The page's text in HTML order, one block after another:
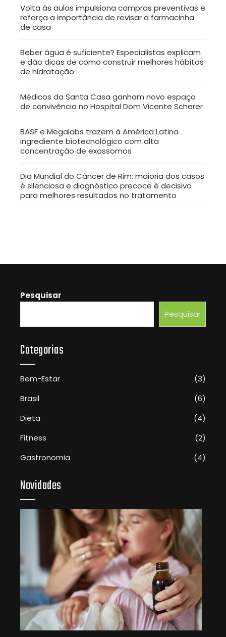
Volta às aulas impulsiona compras preventivas e
reforça a importância de revisar a farmacinha
de casa
Beber água é suficiente? Especialistas explicam
e dão dicas de como construir melhores hábitos
de hidratação
Médicos da Santa Casa ganham novo espaço
de convivência no Hospital Dom Vicente Scherer
BASF e Megalabs trazem à América Latina
ingrediente biotecnológico com alta
concentração de exossomos
Dia Mundial do Câncer de Rim: maioria dos casos
é silenciosa e diagnóstico precoce é decisivo
para melhores resultados no tratamento
Pesquisar
Pesquisar
Categorias
Bem-Estar
(3)
Brasil
(6)
Dieta
(4)
Fitness
(2)
Gastronomia
(4)
Novidades